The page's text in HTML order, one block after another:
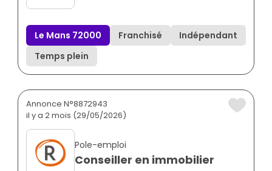
Le Mans 72000 Franchisé
Indépendant
Temps plein
Annonce N°8872943
il y a 2 mois (29/05/2026)
Pole-emploi
Conseiller en immobilier